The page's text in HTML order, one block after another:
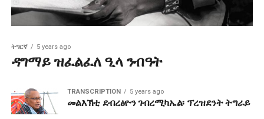
ትግርኛ 5 years ago
ዳግማይ ዝፈልፈለ ዒላ ንብዓት
TRANSCRIPTION 5 years ago
መልእኽቲ ደብረፅዮን ገብረሚካኤል፡ ፕረዝደንት ትግራይ